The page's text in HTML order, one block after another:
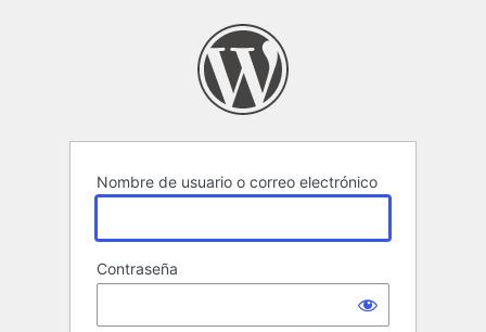
Nombre de usuario o correo electrónico
Contraseña